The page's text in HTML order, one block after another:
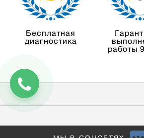
Бесплатная
диагностика
работы